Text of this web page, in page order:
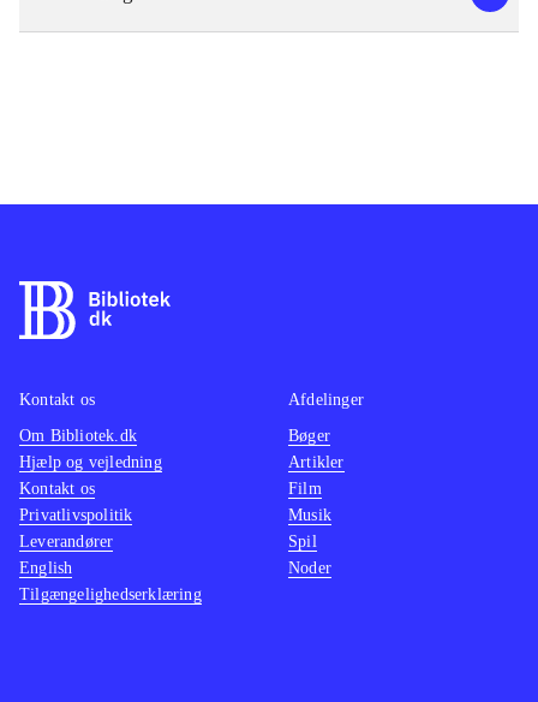
Kontakt os
Om Bibliotek.dk
Hjælp og vejledning
Kontakt os
Privatlivspolitik
Leverandører
English
Tilgængelighedserklæring
Afdelinger
Bøger
Artikler
Film
Musik
Spil
Noder